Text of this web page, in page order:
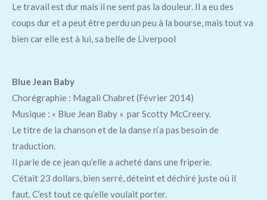
Le travail est dur mais il ne sent pas la douleur. Il a eu des
coups dur et a peut être perdu un peu à la bourse, mais tout va
bien car elle est à lui, sa belle de Liverpool
Blue Jean Baby
Chorégraphie : Magali Chabret (Février 2014)
Musique : « Blue Jean Baby » par Scotty McCreery.
Le titre de la chanson et de la danse n’a pas besoin de
traduction.
Il parle de ce jean qu’elle a acheté dans une friperie.
C’était 23 dollars, bien serré, déteint et déchiré juste où il
faut. C’est tout ce qu’elle voulait porter.